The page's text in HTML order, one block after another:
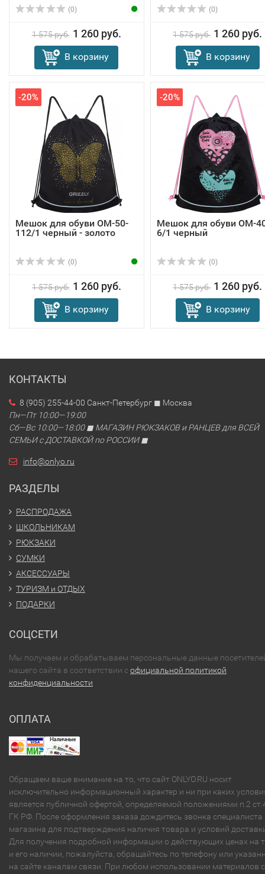
(0)
1 575 руб. 1 260 руб.
В корзину
(0)
1 575 руб. 1 260 руб.
В корзину
-20%
Мешок для обуви OM-50-
112/1 черный - золото
(0)
1 575 руб. 1 260 руб.
В корзину
-20%
Мешок для обуви OM-
6/1 черный
(0)
1 575 руб. 1 260 руб.
В корзину
КОНТАКТЫ
8 (905) 255-44-00 Санкт-Петербург ◼ Москва
Пн—Пт 10:00—19:00
Сб—Вс 10:00—18:00 ◼ МАГАЗИН РЮКЗАКОВ и РАНЦЕВ для ВСЕЙ
СЕМЬИ с ДОСТАВКОЙ по РОССИИ ◼
info@onlyo.ru
РАЗДЕЛЫ
РАСПРОДАЖА
ШКОЛЬНИКАМ
РЮКЗАКИ
СУМКИ
АКСЕССУАРЫ
ТУРИЗМ и ОТДЫХ
ПОДАРКИ
СОЦСЕТИ
Мы получаем и обрабатываем персональные данные
нашего сайта в соответствии софициальной политикой
конфиденциальности
ОПЛАТА
Обращаем ваше внимание на то, что сайт ONLYO.RU носит
исключительно информационный характер и ни при каких
является публичной офертой, определяемой положениями п.2
ГК РФ. После оформления заказа дождитесь звонка специалиста
магазина для подтверждения наличия товара и условий
Для получения подробной информации о действующих ценах на
и его наличии, пожалуйста, обращайтесь по телефону или
на сайте каналам связи. При любом использовании материалов с